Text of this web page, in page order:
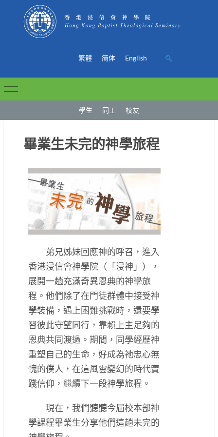
繁體 简体 English
學生 同工 校友
畢業生未完的神學旅程
弟兄姊妹回應神的呼召，進入
香港浸信會神學院（「浸神」），
展開一趟充滿奇異恩典的神學旅
程。他們除了在門徒群體中接受神
學裝備，遇上困難挑戰時，還要學
習彼此守望同行，靠賴上主足夠的
恩典共同渡過。期間，同學經歷神
重塑自己的生命，好成為祂忠心無
愧的僕人，在這風雲變幻的時代實
踐信仰，繼續下一段神學旅程。
現在，我們聽聽今屆校本部神
學課程畢業生分享他們這趟未完的